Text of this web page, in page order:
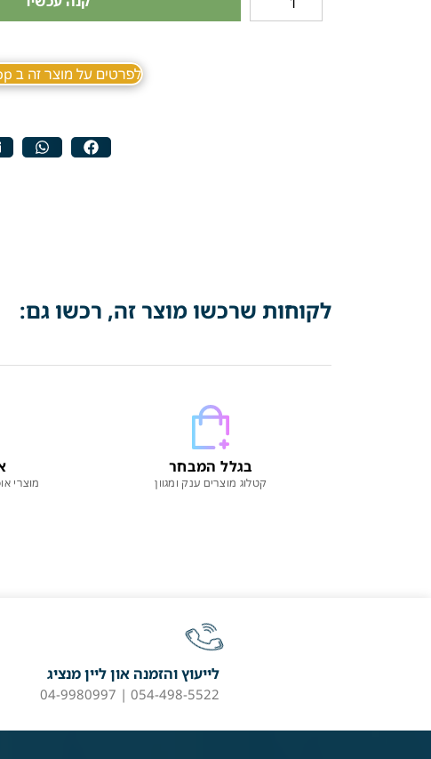
לפרטים על מוצר זה ב WhatsApp
לקוחות שרכשו מוצר זה, רכשו גם:
בגלל המבחר
קטלוג מוצרים ענק ומגוון מוצרי
לייעוץ והזמנה און ליין מנציג
054-498-5522 | 04-9980997